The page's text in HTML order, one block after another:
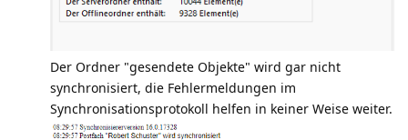
Der Ordner "gesendete Objekte" wird gar nicht
synchronisiert, die Fehlermeldungen im
Synchronisationsprotokoll helfen in keiner Weise weiter.